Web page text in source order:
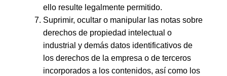
ello resulte legalmente permitido.
Suprimir, ocultar o manipular las notas sobre
derechos de propiedad intelectual o
industrial y demás datos identificativos de
los derechos de la empresa o de terceros
incorporados a los contenidos, así como los